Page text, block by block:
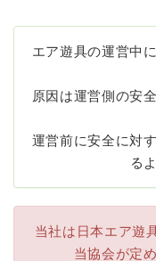
エア遊具の運営中
原因は運営側の安
運営前に安全に対
る
当社は日本エア遊
当協会が定